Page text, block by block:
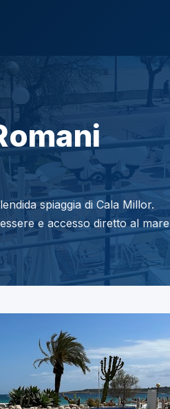
spiaggia di Cala Millor.
e accesso diretto al mare